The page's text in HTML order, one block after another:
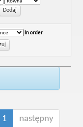
In order
1 następny